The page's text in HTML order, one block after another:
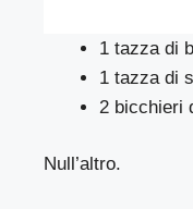
1 tazza di
1 tazza di
2 bicchieri
Null’altro.